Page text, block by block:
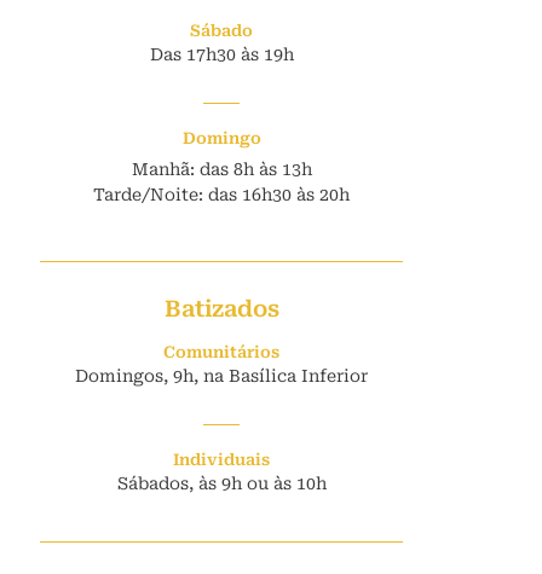
Sábado
Das 17h30 às 19h
Domingo
Manhã: das 8h às 13h
Tarde/Noite: das 16h30 às 20h
Batizados
Comunitários
Domingos, 9h, na Basílica Inferior
Individuais
Sábados, às 9h ou às 10h